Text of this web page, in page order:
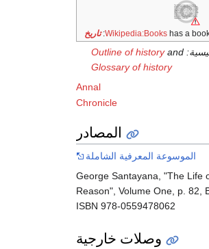
Wikipedia:Books has a تاريخ
Outline of historyand
Glossary of history
Annal
Chronicle
المصادر
الموسوعة المعرفية الشاملة
George Santayana, "The Life
Reason", Volume One, p. 82,
ISBN 978-0559478062
وصلات خارجية